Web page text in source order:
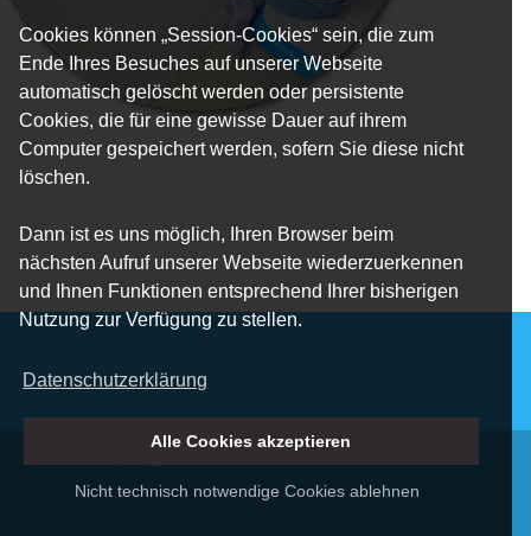
Cookies können „Session-Cookies“ sein, die zum
Ende Ihres Besuches auf unserer Webseite
automatisch gelöscht werden oder persistente
Cookies, die für eine gewisse Dauer auf ihrem
Computer gespeichert werden, sofern Sie diese nicht
löschen.
Dann ist es uns möglich, Ihren Browser beim
nächsten Aufruf unserer Webseite wiederzuerkennen
und Ihnen Funktionen entsprechend Ihrer bisherigen
Nutzung zur Verfügung zu stellen.
Datenschutzerklärung
Nicht technisch notwendige Cookies ablehnen
Alle Cookies akzeptieren